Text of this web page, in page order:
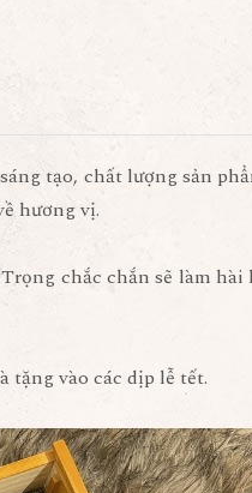
tạo, chất lượng sản
hương vị.
chắc chắn sẽ làm hài
tặng vào các dịp lễ tết.